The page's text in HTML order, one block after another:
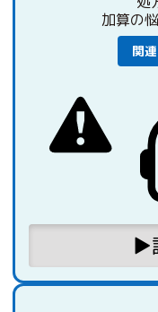
加算の
関
▶︎